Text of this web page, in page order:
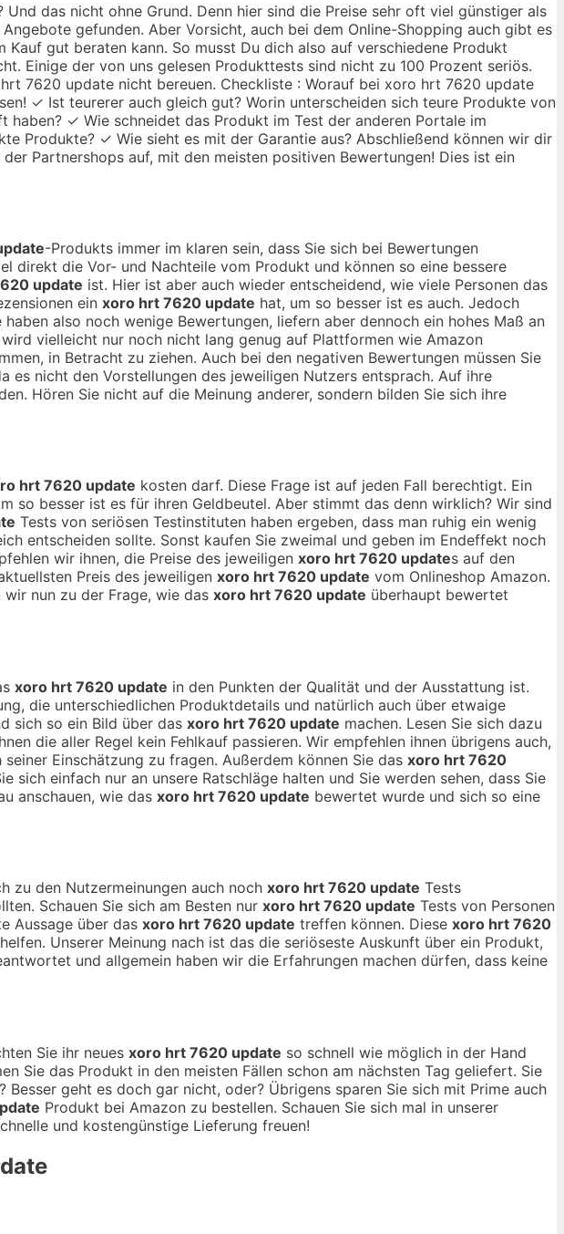
das nicht ohne Grund. Denn hier sind die Preise sehr oft viel günstiger als
gefunden. Aber Vorsicht, auch bei dem Online-Shopping auch gibt es
gut beraten kann. So musst Du dich also auf verschiedene Produkt
Einige der von uns gelesen Produkttests sind nicht zu 100 Prozent seriös.
7620 update nicht bereuen. Checkliste : Worauf bei xoro hrt 7620 update
✓ Ist teurerer auch gleich gut? Worin unterscheiden sich teure Produkte von
✓ Wie schneidet das Produkt im Test der anderen Portale im
Produkte? ✓ Wie sieht es mit der Garantie aus? Abschließend können wir dir
Partnershops auf, mit den meisten positiven Bewertungen! Dies ist ein
-Produkts immer im klaren sein, dass Sie sich bei Bewertungen
direkt die Vor- und Nachteile vom Produkt und können so eine bessere
update ist. Hier ist aber auch wieder entscheidend, wie viele Personen das
ein xoro hrt 7620 update hat, um so besser ist es auch. Jedoch
haben also noch wenige Bewertungen, liefern aber dennoch ein hohes Maß an
wird vielleicht nur noch nicht lang genug auf Plattformen wie Amazon
in Betracht zu ziehen. Auch bei den negativen Bewertungen müssen Sie
es nicht den Vorstellungen des jeweiligen Nutzers entsprach. Auf ihre
Hören Sie nicht auf die Meinung anderer, sondern bilden Sie sich ihre
hrt 7620 update kosten darf. Diese Frage ist auf jeden Fall berechtigt. Ein
so besser ist es für ihren Geldbeutel. Aber stimmt das denn wirklich? Wir sind
Tests von seriösen Testinstituten haben ergeben, dass man ruhig ein wenig
entscheiden sollte. Sonst kaufen Sie zweimal und geben im Endeffekt noch
wir ihnen, die Preise des jeweiligen xoro hrt 7620 updates auf den
Preis des jeweiligen xoro hrt 7620 update vom Onlineshop Amazon.
nun zu der Frage, wie das xoro hrt 7620 update überhaupt bewertet
xoro hrt 7620 update in den Punkten der Qualität und der Ausstattung ist.
die unterschiedlichen Produktdetails und natürlich auch über etwaige
sich so ein Bild über das xoro hrt 7620 update machen. Lesen Sie sich dazu
die aller Regel kein Fehlkauf passieren. Wir empfehlen ihnen übrigens auch,
Einschätzung zu fragen. Außerdem können Sie das xoro hrt 7620
einfach nur an unsere Ratschläge halten und Sie werden sehen, dass Sie
anschauen, wie das xoro hrt 7620 update bewertet wurde und sich so eine
zu den Nutzermeinungen auch noch xoro hrt 7620 update Tests
Schauen Sie sich am Besten nur xoro hrt 7620 update Tests von Personen
Aussage über das xoro hrt 7620 update treffen können. Diese xoro hrt 7620
Unserer Meinung nach ist das die seriöseste Auskunft über ein Produkt,
und allgemein haben wir die Erfahrungen machen dürfen, dass keine
Sie ihr neues xoro hrt 7620 update so schnell wie möglich in der Hand
Sie das Produkt in den meisten Fällen schon am nächsten Tag geliefert. Sie
Besser geht es doch gar nicht, oder? Übrigens sparen Sie sich mit Prime auch
Produkt bei Amazon zu bestellen. Schauen Sie sich mal in unserer
und kostengünstige Lieferung freuen!